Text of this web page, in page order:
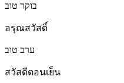
בוקר טוב
อรุณสวัสดิ์
ערב טוב
สวัสดีตอนเย็น